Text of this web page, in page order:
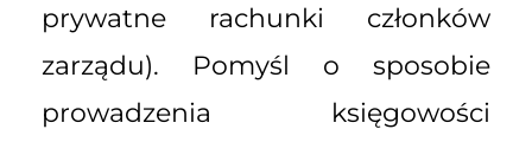
prywatne rachunki członków
zarządu). Pomyśl o sposobie
prowadzenia księgowości